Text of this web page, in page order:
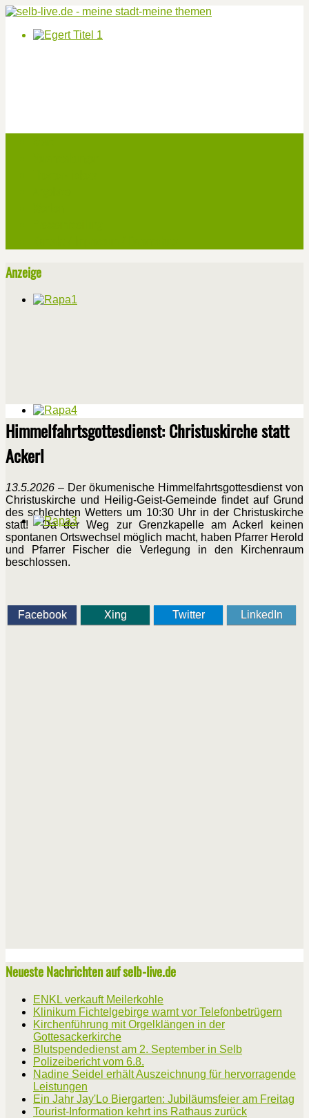
Anzeige
Himmelfahrtsgottesdienst: Christuskirche statt
Ackerl
13.5.2026 – Der ökumenische Himmelfahrtsgottesdienst von
Christuskirche und Heilig-Geist-Gemeinde findet auf Grund
des schlechten Wetters um 10:30 Uhr in der Christuskirche
statt! Da der Weg zur Grenzkapelle am Ackerl keinen
spontanen Ortswechsel möglich macht, haben Pfarrer Herold
und Pfarrer Fischer die Verlegung in den Kirchenraum
beschlossen.
Facebook Xing Twitter LinkedIn
Neueste Nachrichten auf selb-live.de
ENKL verkauft Meilerkohle
Klinikum Fichtelgebirge warnt vor Telefonbetrügern
Kirchenführung mit Orgelklängen in der
Gottesackerkirche
Blutspendedienst am 2. September in Selb
Polizeibericht vom 6.8.
Nadine Seidel erhält Auszeichnung für hervorragende
Leistungen
Ein Jahr Jay'Lo Biergarten: Jubiläumsfeier am Freitag
Tourist-Information kehrt ins Rathaus zurück